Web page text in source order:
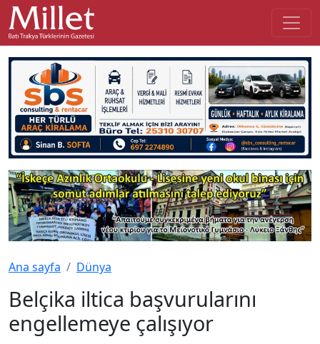
Ana sayfa Dünya
Belçika iltica başvurularını
engellemeye çalışıyor